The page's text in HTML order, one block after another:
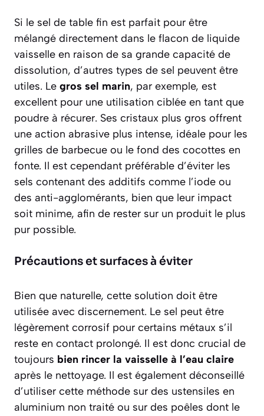
Si le sel de table fin est parfait pour être
mélangé directement dans le flacon de liquide
vaisselle en raison de sa grande capacité de
dissolution, d’autres types de sel peuvent être
utiles. Le gros sel marin, par exemple, est
excellent pour une utilisation ciblée en tant que
poudre à récurer. Ses cristaux plus gros offrent
une action abrasive plus intense, idéale pour les
grilles de barbecue ou le fond des cocottes en
fonte. Il est cependant préférable d’éviter les
sels contenant des additifs comme l’iode ou
des anti-agglomérants, bien que leur impact
soit minime, afin de rester sur un produit le plus
pur possible.
Précautions et surfaces à éviter
Bien que naturelle, cette solution doit être
utilisée avec discernement. Le sel peut être
légèrement corrosif pour certains métaux s’il
reste en contact prolongé. Il est donc crucial de
toujours bien rincer la vaisselle à l’eau claire
après le nettoyage. Il est également déconseillé
d’utiliser cette méthode sur des ustensiles en
aluminium non traité ou sur des poêles dont le